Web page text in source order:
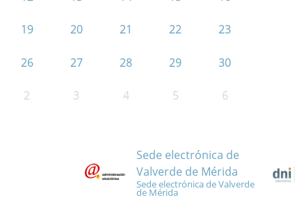
19 20 21 22 23
26 27 28 29 30
2 3 4 5 6
Sede electrónica de
Valverde de Mérida
Sede electrónica de Valverde
de Mérida